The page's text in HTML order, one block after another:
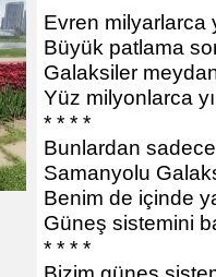
Evren milyarlarca
Büyük patlama
Galaksiler
Yüz milyonlarca
* * * *
Bunlardan
Samanyolu
Benim de içinde
Güneş sistemini
* * * *
Bizim güneş